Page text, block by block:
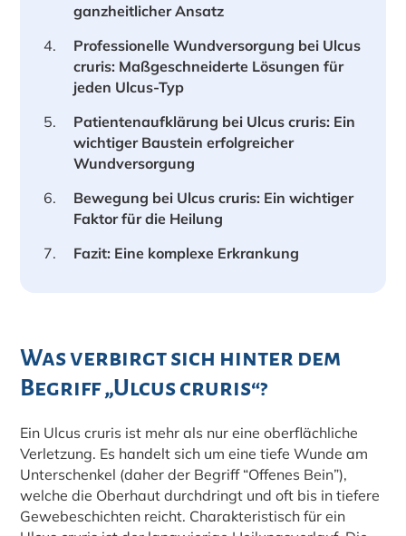
ganzheitlicher Ansatz
Professionelle Wundversorgung bei Ulcus
cruris: Maßgeschneiderte Lösungen für
jeden Ulcus-Typ
Patientenaufklärung bei Ulcus cruris: Ein
wichtiger Baustein erfolgreicher
Wundversorgung
Bewegung bei Ulcus cruris: Ein wichtiger
Faktor für die Heilung
Fazit: Eine komplexe Erkrankung
Was verbirgt sich hinter dem
Begriff „Ulcus cruris“?
Ein Ulcus cruris ist mehr als nur eine oberflächliche
Verletzung. Es handelt sich um eine tiefe Wunde am
Unterschenkel (daher der Begriff “Offenes Bein”),
welche die Oberhaut durchdringt und oft bis in tiefere
Gewebeschichten reicht. Charakteristisch für ein